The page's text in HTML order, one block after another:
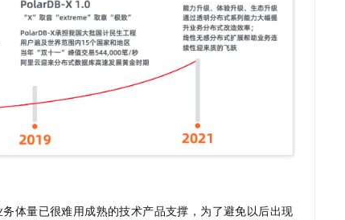
体量已很难用成熟的技术产品支撑，为了避免以后出现